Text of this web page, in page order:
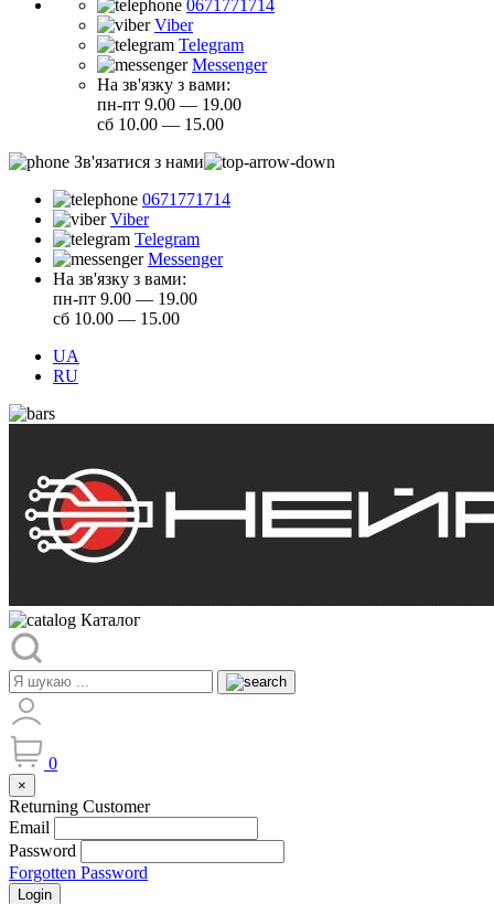
0671771714
Viber
Telegram
Messenger
На зв'язку з вами:
пн-пт 9.00 — 19.00
сб 10.00 — 15.00
Зв'язатися з нами
0671771714
Viber
Telegram
Messenger
На зв'язку з вами:
пн-пт 9.00 — 19.00
сб 10.00 — 15.00
UA
RU
Каталог
0
×
Returning Customer
Email
Password
Forgotten Password
Login